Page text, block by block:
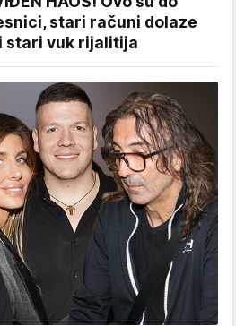
stari računi dolaze
stari vuk rijalitija